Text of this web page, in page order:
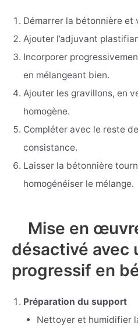
Démarrer la bétonnière et
Ajouter l’adjuvant
Incorporer
en mélangeant bien.
Ajouter les gravillons, en
homogène.
Compléter avec le reste
consistance.
Laisser la bétonnière
homogénéiser le mélange.
Mise en
désactivé avec
progressif en
Préparation du support
Nettoyer et humidifier